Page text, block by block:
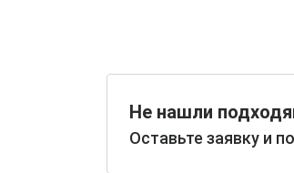
Не нашли
Оставьте заявку и